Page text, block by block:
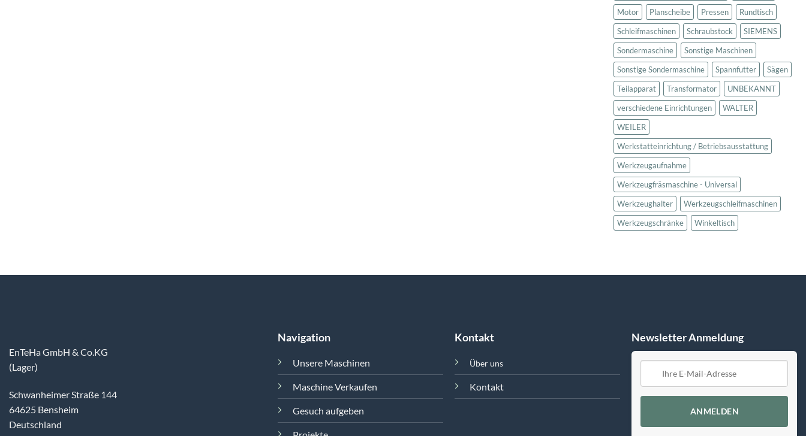
Motor
Planscheibe Pressen
Rundtisch
Schleifmaschinen
Schraubstock
SIEMENS
Sondermaschine
Sonstige Maschinen
Sonstige Sondermaschine
Spannfutter
Sägen
Teilapparat
Transformator
UNBEKANNT
verschiedene Einrichtungen
WALTER
WEILER
Werkstatteinrichtung / Betriebsausstattung
Werkzeugaufnahme
Werkzeugfräsmaschine - Universal
Werkzeughalter
Werkzeugschleifmaschinen
Werkzeugschränke
Winkeltisch
EnTeHa GmbH & Co.KG
(Lager)
Schwanheimer Straße 144
64625 Bensheim
Deutschland
Navigation
Unsere Maschinen
Maschine Verkaufen
Gesuch aufgeben
Kontakt
Über uns
Kontakt
Newsletter Anmeldung
ANMELDEN